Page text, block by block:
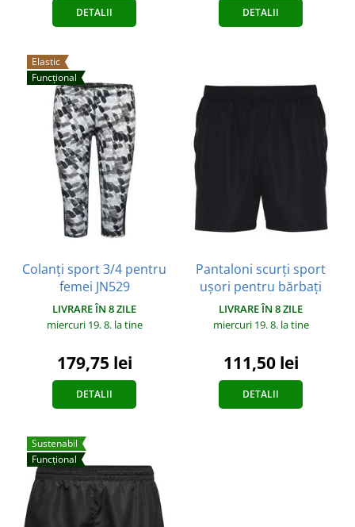
DETALII DETALII
Elastic
Funcțional
Colanți sport 3/4 pentru
femei JN529
LIVRARE ÎN 8 ZILE
miercuri 19. 8. la tine
179,75 lei
DETALII
Pantaloni scurți sport
ușori pentru bărbați
LIVRARE ÎN 8 ZILE
miercuri 19. 8. la tine
111,50 lei
DETALII
Sustenabil
Funcțional